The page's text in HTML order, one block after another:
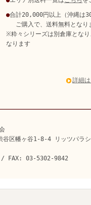
●合計20,000円以上（沖縄は
ご購入で、送料無料となり
※粋々シリーズは別倉庫とな
なります
詳細
区幡ヶ谷1-8-4 リッツパラシ
FAX: 03-5302-9842